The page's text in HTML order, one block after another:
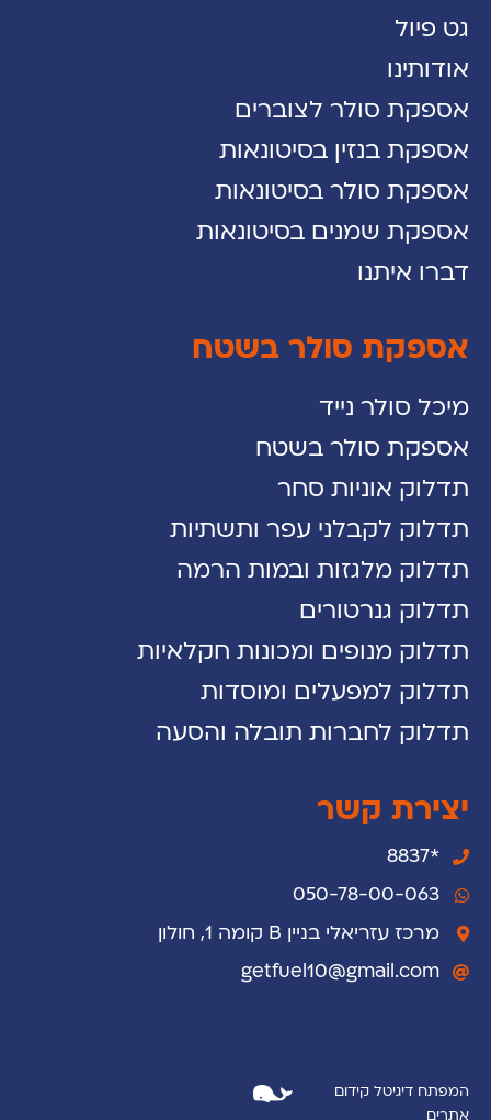
גט פיול
אודותינו
אספקת סולר לצוברים
אספקת בנזין בסיטונאות
אספקת סולר בסיטונאות
אספקת שמנים בסיטונאות
דברו איתנו
אספקת סולר בשטח
מיכל סולר נייד
אספקת סולר בשטח
תדלוק אוניות סחר
תדלוק לקבלני עפר ותשתיות
תדלוק מלגזות ובמות הרמה
תדלוק גנרטורים
תדלוק מנופים ומכונות חקלאיות
תדלוק למפעלים ומוסדות
תדלוק לחברות תובלה והסעה
יצירת קשר
*8837
050-78-00-063
מרכז עזריאלי בניין B קומה 1, חולון
getfuel10@gmail.com
המפתח דיגיטל קידום
אתרים